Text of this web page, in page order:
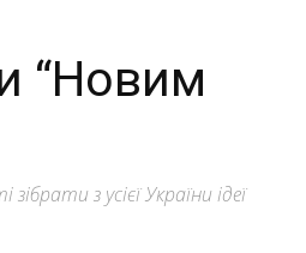
“Новим
з усієї України ідеї